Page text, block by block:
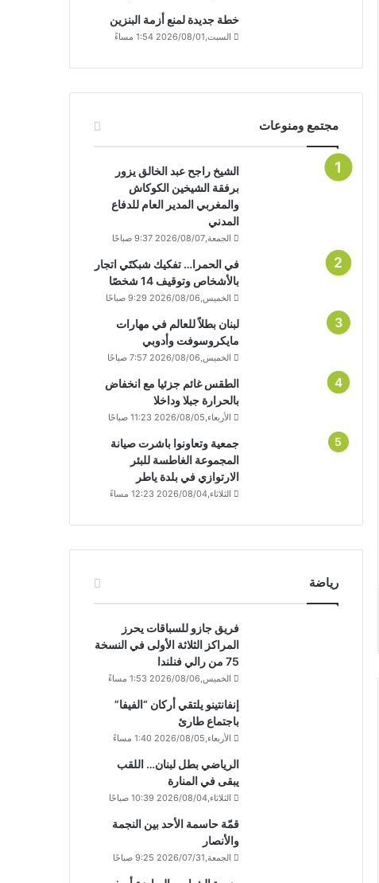
خطة جديدة لمنع أزمة البنزين
السبت,2026/08/01 1:54 مساءً
مجتمع ومنوعات
الشيخ راجح عبد الخالق يزور
برفقة الشيخين الكوكاش
والمغربي المدير العام للدفاع
المدني
الجمعة,2026/08/07 9:37 صباحًا
في الحمرا… تفكيك شبكتَي اتجار
بالأشخاص وتوقيف 14 شخصًا
الخميس,2026/08/06 9:29 صباحًا
لبنان بطلاً للعالم في مهارات
مايكروسوفت وأدوبي
الخميس,2026/08/06 7:57 صباحًا
الطقس غائم جزئيا مع انخفاض
بالحرارة جبلا وداخلا
الأربعاء,2026/08/05 11:23 صباحًا
جمعية وتعاونوا باشرت صيانة
المجموعة الغاطسة للبئر
الارتوازي في بلدة ياطر
الثلاثاء,2026/08/04 12:23 مساءً
رياضة
فريق جازو للسباقات يحرز
المراكز الثلاثة الأولى في النسخة
75 من رالي فنلندا
الخميس,2026/08/06 1:53 مساءً
إنفانتينو يلتقي أركان “الفيفا”
باجتماع طارئ
الأربعاء,2026/08/05 1:40 مساءً
الرياضي بطل لبنان… اللقب
يبقى في المنارة
الثلاثاء,2026/08/04 10:39 صباحًا
قمّة حاسمة الأحد بين النجمة
والأنصار
الجمعة,2026/07/31 9:25 صباحًا